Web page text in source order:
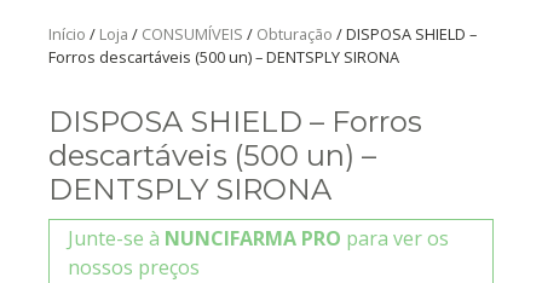
Início / Loja / CONSUMÍVEIS / Obturação / DISPOSA SHIELD –
Forros descartáveis (500 un) – DENTSPLY SIRONA
DISPOSA SHIELD – Forros
descartáveis (500 un) –
DENTSPLY SIRONA
Junte-se à NUNCIFARMA PRO para ver os
nossos preços